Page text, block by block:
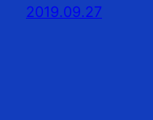
2019.09.27